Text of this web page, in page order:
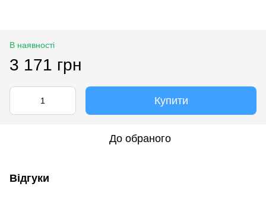
В наявності
3 171 грн
Купити
До обраного
Відгуки